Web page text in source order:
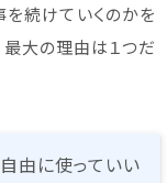
を続けていくのかを
最大の理由は１つだ
由に使っていい